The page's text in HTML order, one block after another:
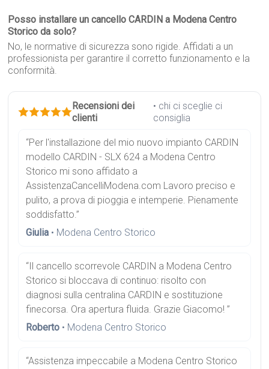
Posso installare un cancello CARDIN a Modena Centro
Storico da solo?
No, le normative di sicurezza sono rigide. Affidati a un
professionista per garantire il corretto funzionamento e la
conformità.
Recensioni dei
clienti
• chi ci sceglie ci
consiglia
“Per l'installazione del mio nuovo impianto CARDIN
modello CARDIN - SLX 624 a Modena Centro
Storico mi sono affidato a
AssistenzaCancelliModena.com Lavoro preciso e
pulito, a prova di pioggia e intemperie. Pienamente
soddisfatto.”
Giulia • Modena Centro Storico
“Il cancello scorrevole CARDIN a Modena Centro
Storico si bloccava di continuo: risolto con
diagnosi sulla centralina CARDIN e sostituzione
finecorsa. Ora apertura fluida. Grazie Giacomo! ”
Roberto • Modena Centro Storico
“Assistenza impeccabile a Modena Centro Storico